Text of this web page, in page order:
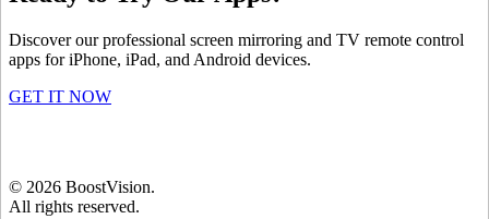
Discover our professional screen mirroring and TV remote control
apps for iPhone, iPad, and Android devices.
GET IT NOW
© 2026 BoostVision.
All rights reserved.